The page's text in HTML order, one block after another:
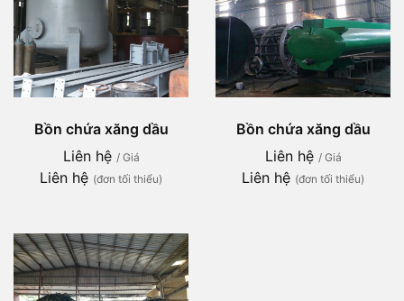
Bồn chứa xăng dầu
Liên hệ / Giá
Liên hệ (đơn tối thiểu)
Bồn chứa xăng dầu
Liên hệ / Giá
Liên hệ (đơn tối thiểu)